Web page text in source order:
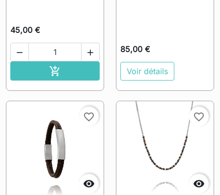
45,00 €
 

85,00 €
Voir détails

favorite_border

favorite_border